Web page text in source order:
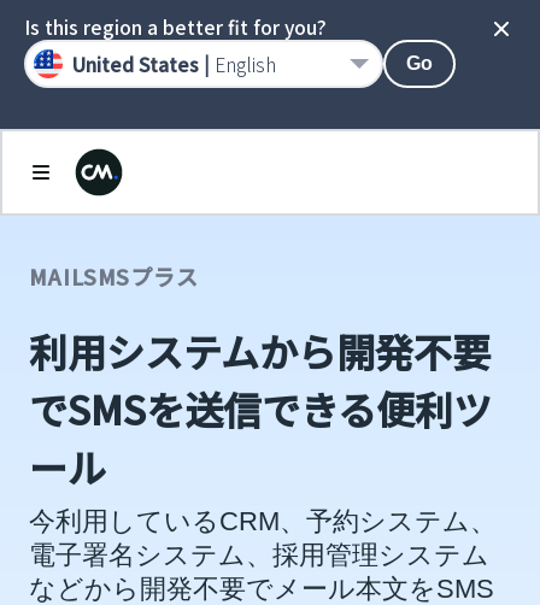
MAILSMSプラス
利用システムから開発不要
でSMSを送信できる便利ツ
ール
今利用しているCRM、予約システム、
電子署名システム、採用管理システム
などから開発不要でメール本文をSMS
Is this region a better fit for you?
United States | English Go